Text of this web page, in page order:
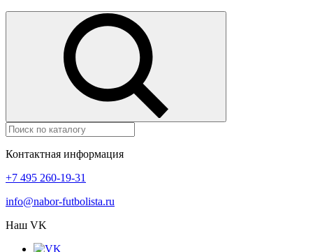
Контактная информация
+7 495 260-19-31
info@nabor-futbolista.ru
Наш VK